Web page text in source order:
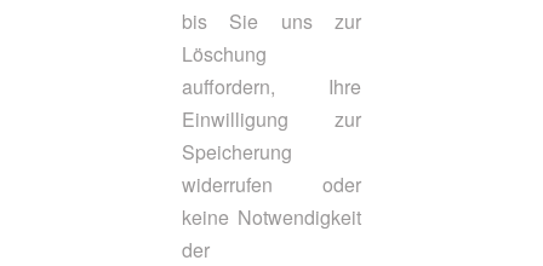
bis Sie uns zur
Löschung
auffordern, Ihre
Einwilligung zur
Speicherung
widerrufen oder
keine Notwendigkeit
der